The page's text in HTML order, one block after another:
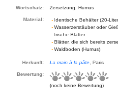
Wortschatz: Zersetzung, Humus
Material:
Identische Behälter (20-
Wasserzerstäuber oder
frische Blätter
Blätter, die sich bereits
Waldboden (Humus)
Herkunft: La main à la pâte , Paris
Bewertung:
(noch keine Bewertung)